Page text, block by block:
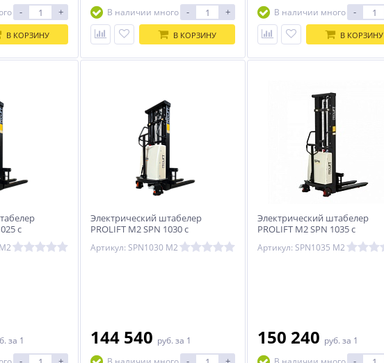
- +
В КОРЗИНУ
В наличии много
- +
В КОРЗИНУ
В наличии много
-
В КОРЗИНУ
с
за 1
Электрический штабелер
PROLIFT M2 SPN 1030 с
раздвижными вилами
Артикул: SPN1030 M2
144 540 руб. за 1
Электрический штабелер
PROLIFT M2 SPN 1035 с
раздвижными вилами
Артикул: SPN1035 M2
150 240 руб. за 1